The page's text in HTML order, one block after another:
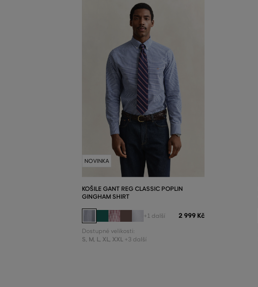
NOVINKA
KOŠILE GANT REG CLASSIC POPLIN
GINGHAM SHIRT
+1 další 2 999 Kč
Dostupné velikosti:
S M L XL XXL +3 další